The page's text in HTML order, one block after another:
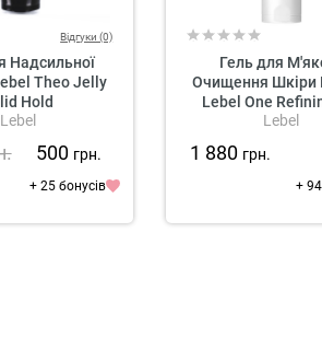
Відгуки (0)
Надсильної
Theo Jelly
Hold
Lebel
500 грн.
+ 25 бонусів
Гель для
Очищення Шкіри
Lebel One
Lebel
1 880 грн.
+